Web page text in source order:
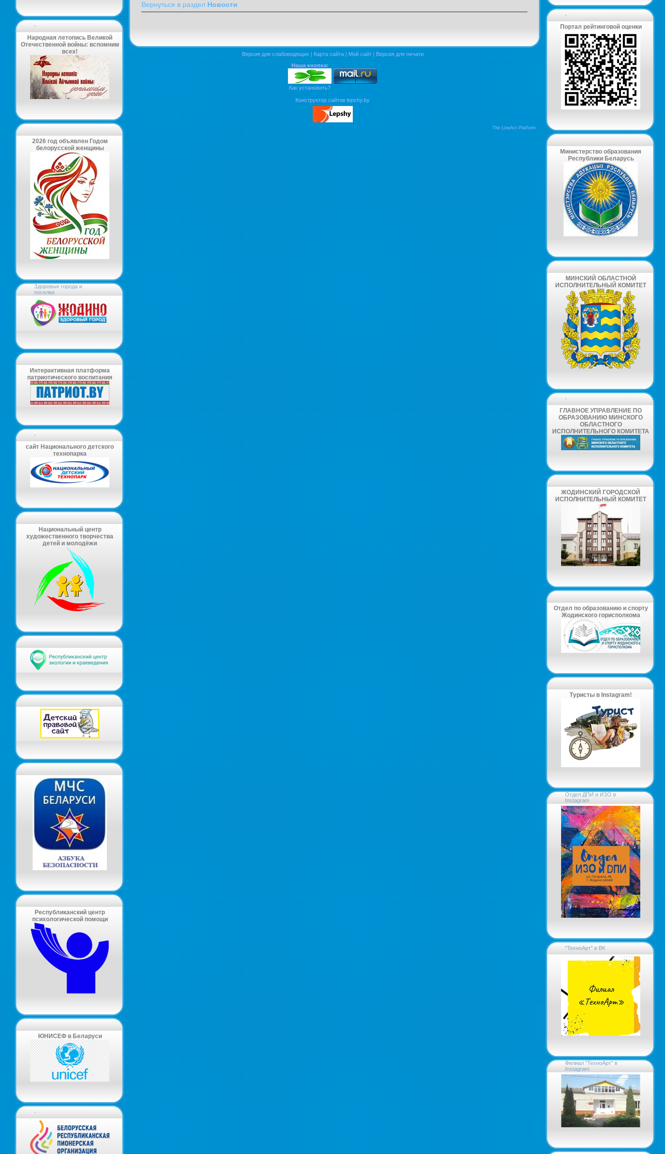
-
Народная летопись Великой
Отечественной войны: вспомним
всех!
2026 год объявлен Годом
белорусской женщины
Здоровые города и
поселки
Интерактивная платформа
патриотического воспитания
-
сайт Национального детского
технопарка
Национальный центр
художественного творчества
детей и молодёжи
Республиканский центр
психологической помощи
ЮНИСЕФ в Беларуси
-
Вернуться в раздел Новости
Версия для слабовидящих | Карта сайта | Мой сайт | Версия для печати
Наша кнопка:
Как установить?
Конструктор сайтов lepshy.by
The LineAct Platform
-
Портал рейтинговой оценки
Министерство образования
Республики Беларусь
МИНСКИЙ ОБЛАСТНОЙ
ИСПОЛНИТЕЛЬНЫЙ КОМИТЕТ
-
ГЛАВНОЕ УПРАВЛЕНИЕ ПО
ОБРАЗОВАНИЮ МИНСКОГО
ОБЛАСТНОГО
ИСПОЛНИТЕЛЬНОГО КОМИТЕТА
ЖОДИНСКИЙ ГОРОДСКОЙ
ИСПОЛНИТЕЛЬНЫЙ КОМИТЕТ
Отдел по образованию и спорту
Жодинского горисполкома
Туристы в Instagram!
Отдел ДПИ и ИЗО в
Instagram
"ТехноАрт" в ВК
Филиал "ТехноАрт" в
Instagram